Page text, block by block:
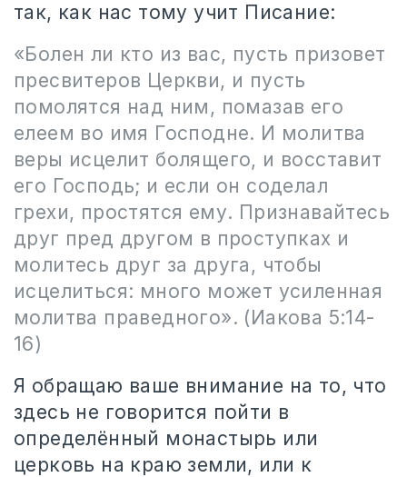
так, как нас тому учит Писание:
«Болен ли кто из вас, пусть призовет
пресвитеров Церкви, и пусть
помолятся над ним, помазав его
елеем во имя Господне. И молитва
веры исцелит болящего, и восставит
его Господь; и если он соделал
грехи, простятся ему. Признавайтесь
друг пред другом в проступках и
молитесь друг за друга, чтобы
исцелиться: много может усиленная
молитва праведного». (Иакова 5:14-
16)
Я обращаю ваше внимание на то, что
здесь не говорится пойти в
определённый монастырь или
церковь на краю земли, или к